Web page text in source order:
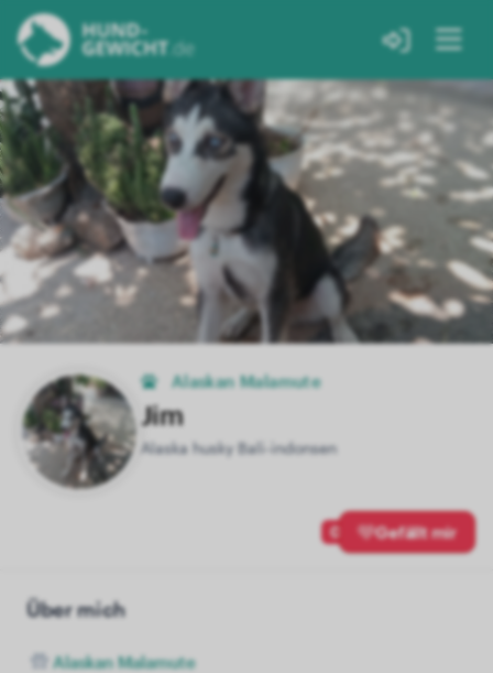
Alaskan Malamute
Jim
Alaska husky Bali-indonsen
0 Gefällt mir
Über mich
Alaskan Malamute